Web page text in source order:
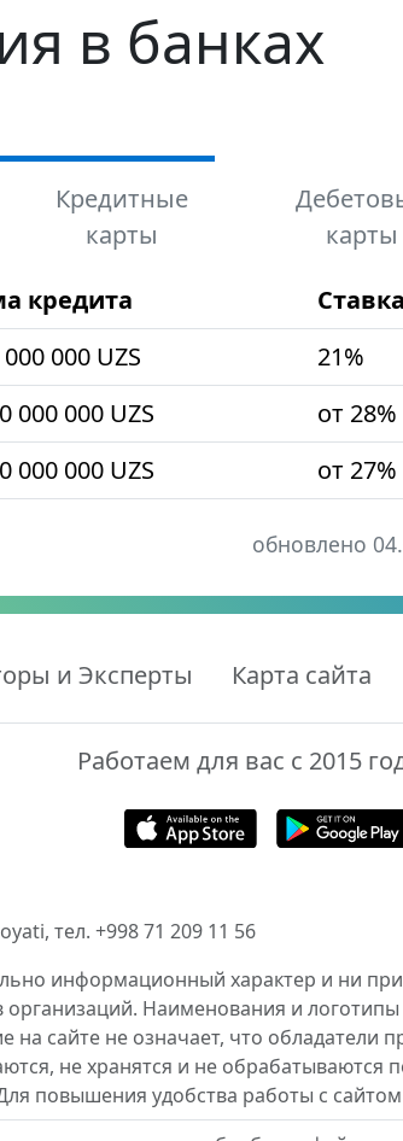
в банках
Кредитные
карты
карты
кредита
Ставка
000 UZS
21%
000 000 UZS
от 28%
000 000 UZS от 27%
обновлено
и Эксперты Карта сайта
Работаем для вас с 2015
тел. +998 71 209 11 56
информационный характер и ни
Наименования и
сайте не означает, что
не хранятся и не
повышения удобства работы с